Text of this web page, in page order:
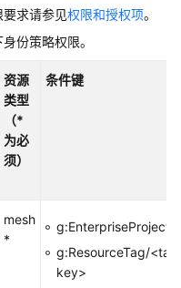
求请参见权限和授权项。
份策略权限。
资源
类型
（*
为必
须）
条件键
mesh
*
g:EnterpriseProjectId
g:ResourceTag/
key>